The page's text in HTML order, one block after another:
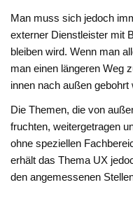
Man muss sich jedoch
externer Dienstleister mit
bleiben wird. Wenn man
man einen längeren Weg
innen nach außen gebohrt
Die Themen, die von
fruchten, weitergetragen
ohne speziellen
erhält das Thema UX
den angemessenen